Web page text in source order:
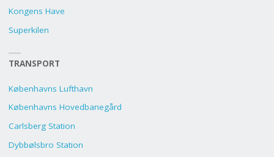
Kongens Have
Superkilen
TRANSPORT
Københavns Lufthavn
Københavns Hovedbanegård
Carlsberg Station
Dybbølsbro Station